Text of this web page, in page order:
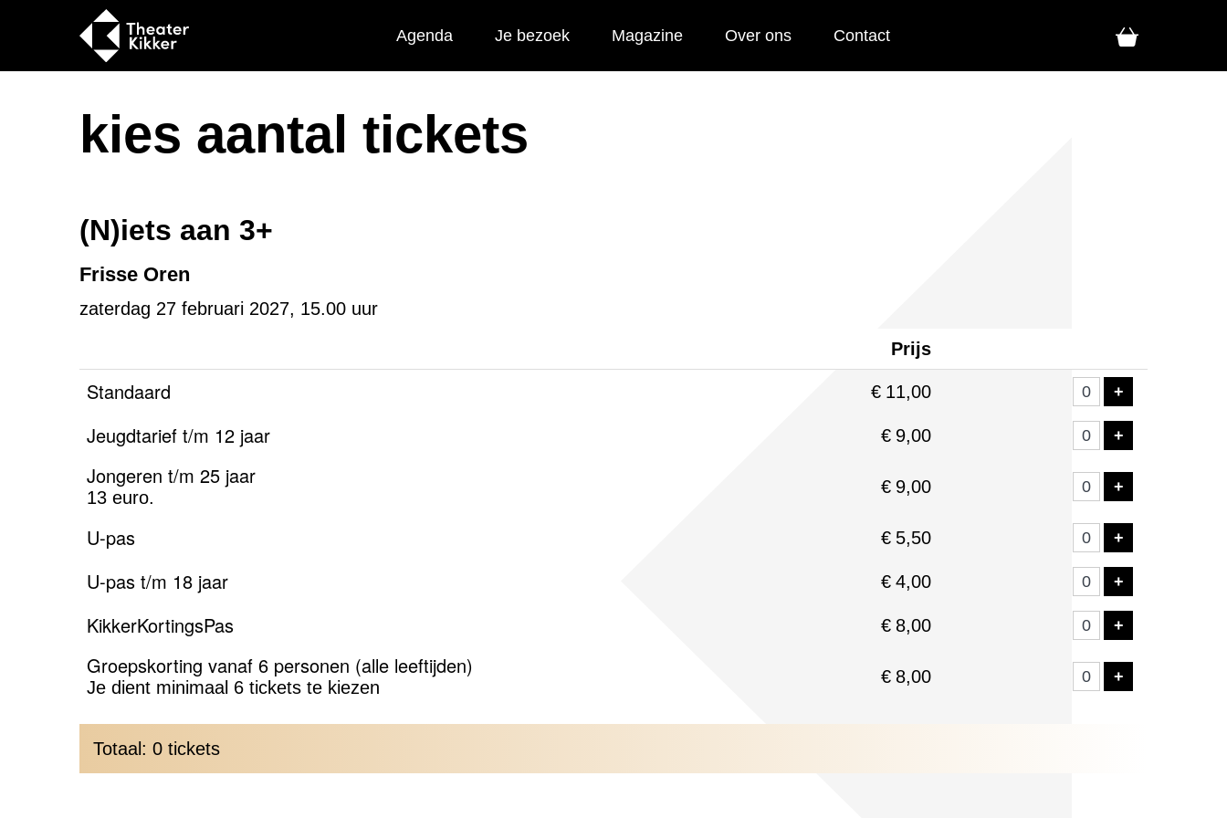
Agenda Je bezoek Magazine Over ons Contact
kies aantal tickets
(N)iets aan 3+
Frisse Oren
zaterdag 27 februari 2027, 15.00 uur
Prijs
Standaard € 11,00 +VOEG
Jeugdtarief t/m 12 jaar € 9,00 +VOEG
Jongeren t/m 25 jaar
13 euro.
€ 9,00 +VOEG
U-pas € 5,50 +VOEG
U-pas t/m 18 jaar € 4,00 +VOEG
KikkerKortingsPas € 8,00 +VOEG
Groepskorting vanaf 6 personen (alle leeftijden)
Je dient minimaal 6 tickets te kiezen
€ 8,00 +VOEG
Totaal: 0 tickets